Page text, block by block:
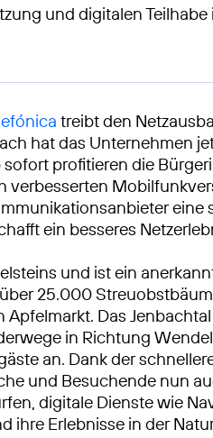
und digitalen Teilhabe
treibt den
hat das Unternehmen
profitieren die
verbesserten
eine
ein besseres
und ist ein
25.000
Das
in Richtung
an. Dank der
und Besuchende nun
digitale Dienste wie
Erlebnisse in der